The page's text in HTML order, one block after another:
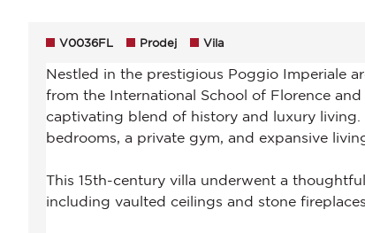
V0036FL Prodej Vila